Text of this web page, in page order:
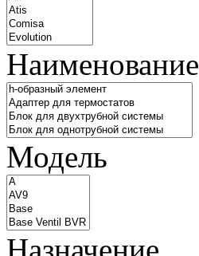
Наименование
Модель